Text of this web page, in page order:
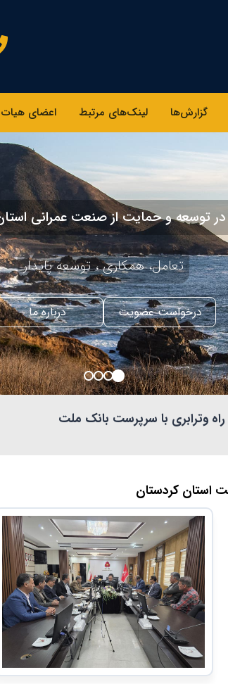
گزارش‌ها لینک‌های مرتبط اعضای هیات
توسعه و حمایت از صنعت عمرانی
تعامل، همکاری ، توسعه پایدار
درخواست عضویت درباره ما
وترابری با سرپرست بانک ملت
استان کردستان